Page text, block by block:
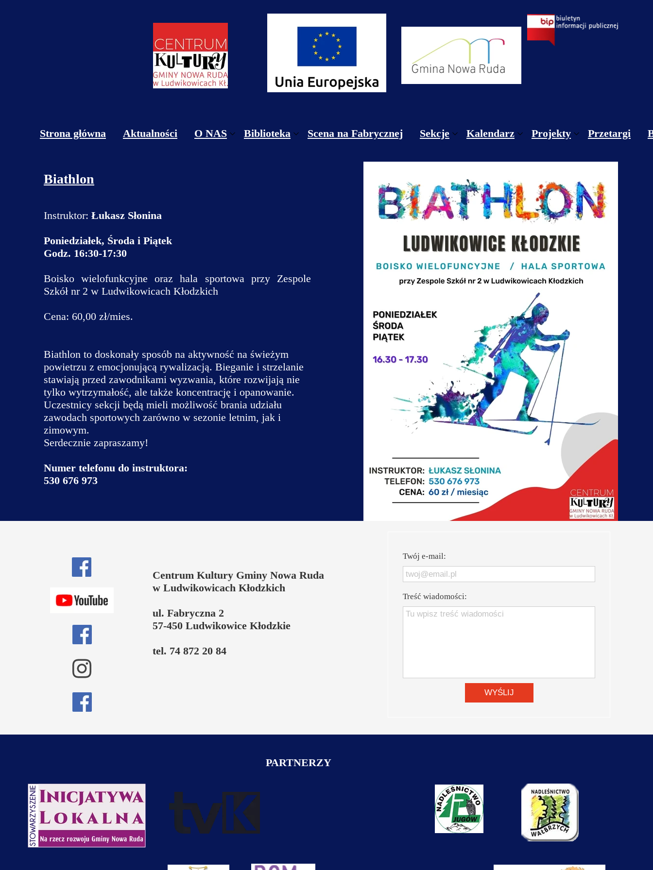
Biathlon
Instruktor: Łukasz Słonina
Poniedziałek, Środa i Piątek
Godz. 16:30-17:30
Boisko wielofunkcyjne oraz hala sportowa przy Zespole
Szkół nr 2 w Ludwikowicach Kłodzkich
Cena: 60,00 zł/mies.
Biathlon to doskonały sposób na aktywność na świeżym
powietrzu z emocjonującą rywalizacją. Bieganie i strzelanie
stawiają przed zawodnikami wyzwania, które rozwijają nie
tylko wytrzymałość, ale także koncentrację i opanowanie.
Uczestnicy sekcji będą mieli możliwość brania udziału
zawodach sportowych zarówno w sezonie letnim, jak i
zimowym.
Serdecznie zapraszamy!
Numer telefonu do instruktora:
530 676 973
Strona główna Aktualności O NAS
Klauzule informacyjne - CKGNR
Biblioteka
Filia Nr 7 w Przygórzu
Scena na Fabrycznej Sekcje
Regulamin Pracowni Teatralnej, Wokalnej i
Cennik sekcje
Dane do przelewu
Tygodniowy rozkład zajęć
Biathlon
Ceramika
Mali Bożkowiacy
Nauka gry na gitarze
Nauka gry na pianinie
Piłka Nożna
Sensoplastyka
Szachy
Taniec HIP-HOP
Teatr Muzyczny na Fabrycznej
Warsztaty teatralne
Kalendarz
Marzec
Kwiecień
Maj
Czerwiec
Lipiec
Wrzesień
Październik
Listopad
Grudzień
Projekty Przetargi
PARTNERZY
Twój e-mail:
Treść wiadomości:
WYŚLIJ
Centrum Kultury Gminy Nowa Ruda
w Ludwikowicach Kłodzkich
ul. Fabryczna 2
57-450 Ludwikowice Kłodzkie
tel. 74 872 20 84